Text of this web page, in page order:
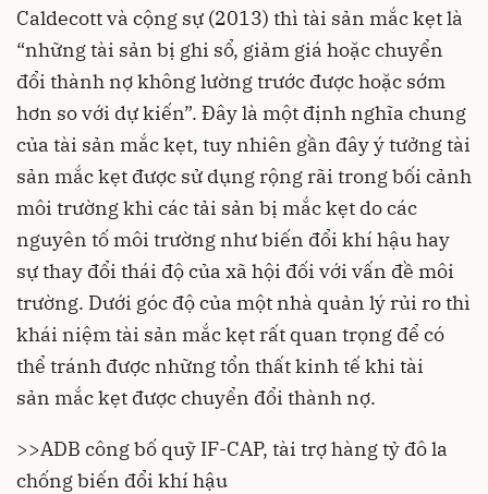
Caldecott và cộng sự (2013) thì tài sản mắc kẹt là
“những tài sản bị ghi sổ, giảm giá hoặc chuyển
đổi thành nợ không lường trước được hoặc sớm
hơn so với dự kiến”. Đây là một định nghĩa chung
của tài sản mắc kẹt, tuy nhiên gần đây ý tưởng tài
sản mắc kẹt được sử dụng rộng rãi trong bối cảnh
môi trường khi các tải sản bị mắc kẹt do các
nguyên tố môi trường nhưbiến đổi khí hậuhay
sự thay đổi thái độ của xã hội đối với vấn đề môi
trường. Dưới góc độ của một nhà quản lý rủi ro thì
khái niệm tài sản mắc kẹt rất quan trọng để có
thể tránh được những tổn thất kinh tế khi tài
sản mắc kẹt được chuyển đổi thành nợ.
>>ADB công bố quỹ IF-CAP, tài trợ hàng tỷ đô la
chống biến đổi khí hậu